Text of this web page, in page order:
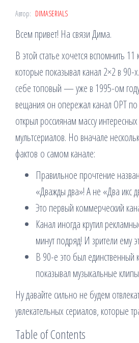
Автор: DIMASERIALS
Всем привет! На связи Дима.
В этой статье хочется вспомнить 11
которые показывал канал 2×2 в
себе топовый — уже в 1995-ом
вещания он опережал канал ОРТ по
открыл россиянам массу
мультсериалов. Но вначале
фактов о самом канале:
Правильное прочтение
«Дважды два»! А не «Два икс
Это первый коммерческий
Канал иногда крутил
минут подряд! И зрители ему
В 90-е это был единственный
показывал музыкальные
Ну давайте сильно не будем
увлекательных сериалов, которые
Table of Contents